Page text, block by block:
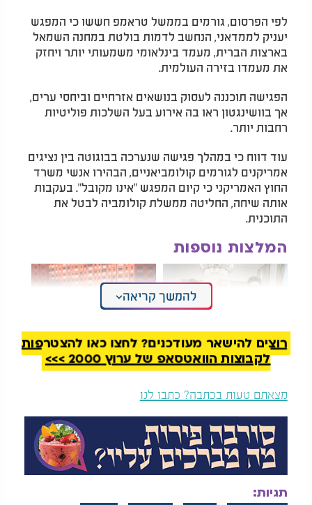
לפי הפרסום, גורמים בממשל טראמפ חששו כי המפגש
יעניק לממדאני, הנחשב לדמות בולטת במחנה השמאל
בארצות הברית, מעמד בינלאומי משמעותי יותר ויחזק
את מעמדו בזירה העולמית.
הפגישה תוכננה לעסוק בנושאים אזרחיים וביחסי ערים,
אך בוושינגטון ראו בה אירוע בעל השלכות פוליטיות
רחבות יותר.
עוד דווח כי במהלך פגישה שנערכה בבוגוטה בין נציגים
אמריקנים לגורמים קולומביאניים, הבהירו אנשי משרד
החוץ האמריקני כי קיום המפגש "אינו מקובל". בעקבות
אותה שיחה, החליטה ממשלת קולומביה לבטל את
התוכנית.
המלצות נוספות
שורד שבי בפרלמנט
הגרמני: "כמדינה
תפעלו למען שחרור
ריקול ענק באירופה
למשקאות פופולריים:
ופאנטה
על פי הדיווח, בקולומביה פירשו את המסר האמריקני
כאזהרה חמורה. גורמים במדינה אף ראו בכך איום
מרומז שלפיו פטרו עלול להיעצר אם יבחר לקיים את
הפגישה עם ממדאני למרות ההתנגדות האמריקנית.
בצד הקולומביאני התקבל המסר בהפתעה, ונחשב לצעד
להמשך קריאה
רוצים להישאר מעודכנים? לחצו כאן להצטרפות
לקבוצות הוואטסאפ של ערוץ 2000 >>>
מצאתם טעות בכתבה? כתבו לנו
תגיות: